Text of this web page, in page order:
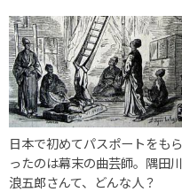
日本で初めてパスポートをもら
ったのは幕末の曲芸師。隅田川
浪五郎さんて、どんな人？